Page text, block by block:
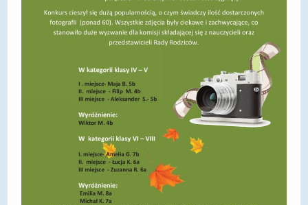
SPORT
DOSTĘPNOŚĆ
POLITYKA PRYWATNOŚCI
EGZAMIN ÓSMOKLASISTY
STANDARDY OCHRONY MAŁOLETNICH
PROJEKT ,,SZKOŁY Z JAKOŚCIĄ – ROZWÓJ
KSZTAŁCENIA OGÓLNEGO NA TERENIE MIASTA